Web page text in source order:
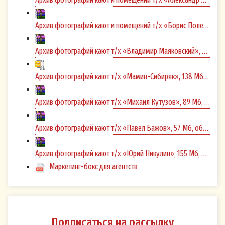
Архив фотографий кают и помещений т/х «Борис Полевой», 107 Мб, обновлено 25.05.2026
Архив фотографий кают т/х «Владимир Маяковский», 35 Мб, обновлено 12.05.2025
Архив фотографий кают т/х «Мамин-Сибиряк», 138 Мб, обновлено 16.07.2026
Архив фотографий кают т/х «Михаил Кутузов», 89 Мб, обновлено 27.05.2025
Архив фотографий кают т/х «Павел Бажов», 57 Мб, обновлено 05.07.2024
Архив фотографий кают т/х «Юрий Никулин», 155 Мб, обновлено 13.01.2026
Маркетинг-бокс для агентств
Я согласен (-на), что Оператор вправе
осуществлять рассылку в мой адрес
следующими способами :
посредством СМС - сообщений с
использованием номера мобильного
оформлении Подписки на рассылку на
по электронной почте с использованием
мной при оформлении Подписки на
рассылку на Сайте,
посредством push-уведомлений